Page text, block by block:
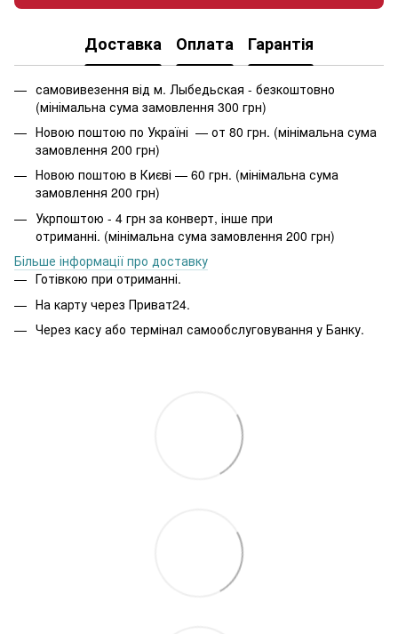
Доставка Оплата Гарантія
самовивезення від м. Лыбедьская - безкоштовно
(мінімальна сума замовлення 300 грн)
Новою поштою по Україні — от 80 грн. (мінімальна сума
замовлення 200 грн)
Новою поштою в Києві — 60 грн. (мінімальна сума
замовлення 200 грн)
Укрпоштою - 4 грн за конверт, інше при
отриманні. (мінімальна сума замовлення 200 грн)
Більше інформації про доставку
Готівкою при отриманні.
На карту через Приват24.
Через касу або термінал самообслуговування у Банку.